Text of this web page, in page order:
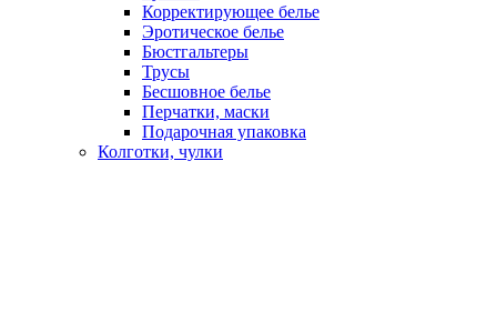
Корректирующее белье
Эротическое белье
Бюстгальтеры
Трусы
Бесшовное белье
Перчатки, маски
Подарочная упаковка
Колготки, чулки